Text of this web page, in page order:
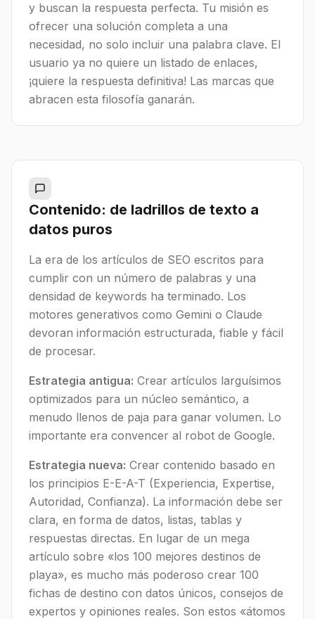
y buscan la respuesta perfecta. Tu misión es
ofrecer una solución completa a una
necesidad, no solo incluir una palabra clave. El
usuario ya no quiere un listado de enlaces,
¡quiere la respuesta definitiva! Las marcas que
abracen esta filosofía ganarán.
Contenido: de ladrillos de texto a
datos puros
La era de los artículos de SEO escritos para
cumplir con un número de palabras y una
densidad de keywords ha terminado. Los
motores generativos como Gemini o Claude
devoran información estructurada, fiable y fácil
de procesar.
Estrategia antigua: Crear artículos larguísimos
optimizados para un núcleo semántico, a
menudo llenos de paja para ganar volumen. Lo
importante era convencer al robot de Google.
Estrategia nueva: Crear contenido basado en
los principios E-E-A-T (Experiencia, Expertise,
Autoridad, Confianza). La información debe ser
clara, en forma de datos, listas, tablas y
respuestas directas. En lugar de un mega
artículo sobre «los 100 mejores destinos de
playa», es mucho más poderoso crear 100
fichas de destino con datos únicos, consejos de
expertos y opiniones reales. Son estos «átomos